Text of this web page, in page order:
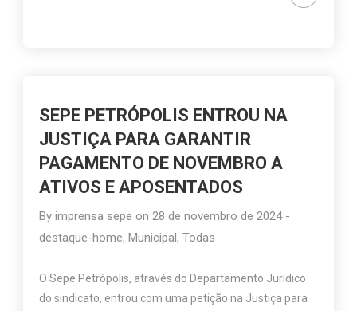
SEPE PETRÓPOLIS ENTROU NA
JUSTIÇA PARA GARANTIR
PAGAMENTO DE NOVEMBRO A
ATIVOS E APOSENTADOS
Byimprensa sepe on28 de novembro de 2024 -
destaque-home,Municipal,Todas
O Sepe Petrópolis, através do Departamento Jurídico
do sindicato, entrou com uma petição na Justiça para